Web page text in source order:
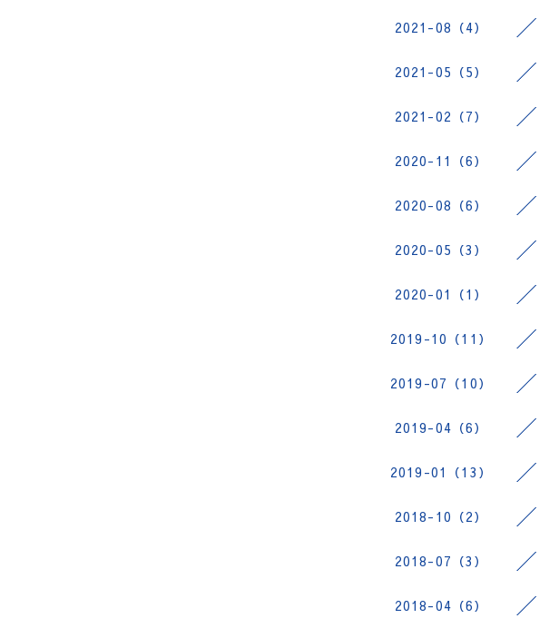
2021-08（4）
2021-05（5）
2021-02（7）
2020-11（6）
2020-08（6）
2020-05（3）
2020-01（1）
2019-10（11）
2019-07（10）
2019-04（6）
2019-01（13）
2018-10（2）
2018-07（3）
2018-04（6）